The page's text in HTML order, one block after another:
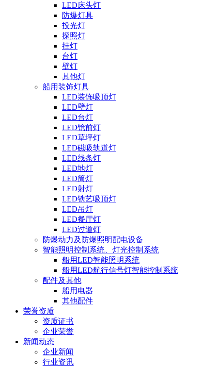
LED床头灯
防爆灯具
投光灯
探照灯
挂灯
台灯
壁灯
其他灯
船用装饰灯具
LED装饰吸顶灯
LED壁灯
LED台灯
LED镜前灯
LED草坪灯
LED磁吸轨道灯
LED线条灯
LED地灯
LED筒灯
LED射灯
LED铁艺吸顶灯
LED吊灯
LED餐厅灯
LED过道灯
防爆动力及防爆照明配电设备
智能照明控制系统、灯光控制系统
船用LED智能照明系统
船用LED航行信号灯智能控制系统
配件及其他
船用电器
其他配件
荣誉资质
资质证书
企业荣誉
新闻动态
企业新闻
行业资讯